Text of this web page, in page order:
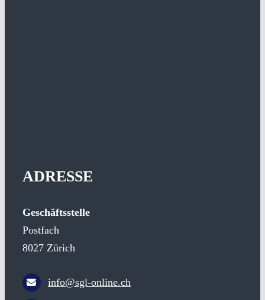
ADRESSE
Geschäftsstelle
Postfach
8027 Zürich
info@sgl-online.ch